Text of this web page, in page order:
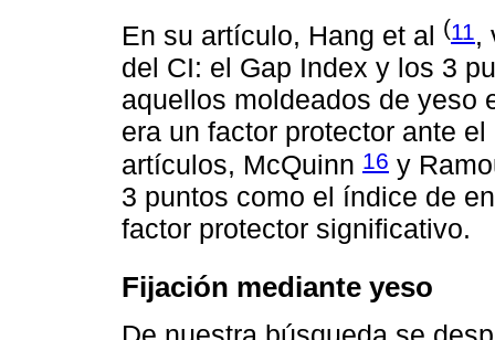
En su artículo, Hang et al (11,
del CI: el Gap Index y los 3
aquellos moldeados de yeso
era un factor protector ante
artículos, McQuinn 16 y
3 puntos como el índice de
factor protector significativo.
Fijación mediante yeso